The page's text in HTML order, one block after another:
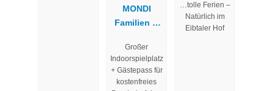
MONDI
Familien &
Oberstaufen
Großer
Indoorspielplatz
+ Gästepass für
kostenfreies
Bio&Erlebni
…tolle Ferien –
Natürlich im
Eibtaler Hof